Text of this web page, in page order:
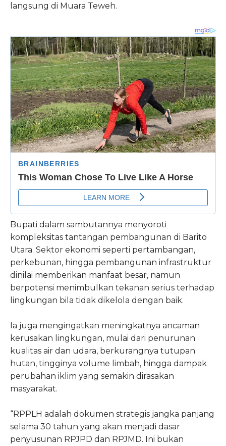
langsung di Muara Teweh.
Bupati dalam sambutannya menyoroti
kompleksitas tantangan pembangunan di Barito
Utara. Sektor ekonomi seperti pertambangan,
perkebunan, hingga pembangunan infrastruktur
dinilai memberikan manfaat besar, namun
berpotensi menimbulkan tekanan serius terhadap
lingkungan bila tidak dikelola dengan baik.
Ia juga mengingatkan meningkatnya ancaman
kerusakan lingkungan, mulai dari penurunan
kualitas air dan udara, berkurangnya tutupan
hutan, tingginya volume limbah, hingga dampak
perubahan iklim yang semakin dirasakan
masyarakat.
“RPPLH adalah dokumen strategis jangka panjang
selama 30 tahun yang akan menjadi dasar
penyusunan RPJPD dan RPJMD. Ini bukan